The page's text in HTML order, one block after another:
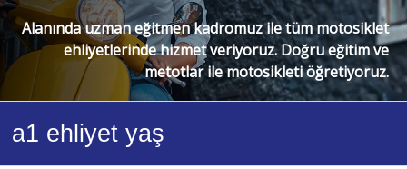
Belgesi,
SRC
Belgesi
bölgesinde
A
Alanında uzman eğitmen kadromuz ile tüm motosiklet
ehliyetlerinde hizmet veriyoruz. Doğru eğitim ve
metotlar ile motosikleti öğretiyoruz.
a1 ehliyet yaş